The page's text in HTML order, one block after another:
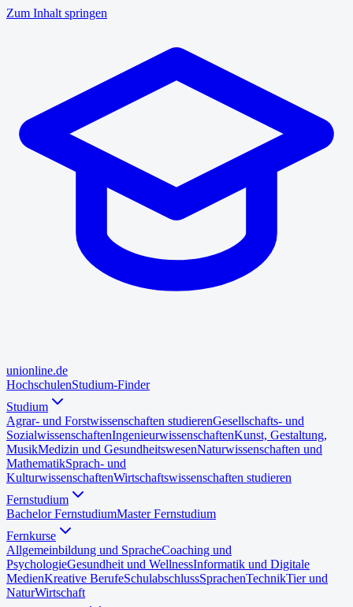
Zum Inhalt springen
unionline.de
HochschulenStudium-Finder
Studium
Agrar- und Forstwissenschaften studierenGesellschafts- und
SozialwissenschaftenIngenieurwissenschaftenKunst, Gestaltung,
MusikMedizin und GesundheitswesenNaturwissenschaften und
MathematikSprach- und
KulturwissenschaftenWirtschaftswissenschaften studieren
Fernstudium
Bachelor FernstudiumMaster Fernstudium
Fernkurse
Allgemeinbildung und SpracheCoaching und
PsychologieGesundheit und WellnessInformatik und Digitale
MedienKreative BerufeSchulabschlussSprachenTechnikTier und
NaturWirtschaft